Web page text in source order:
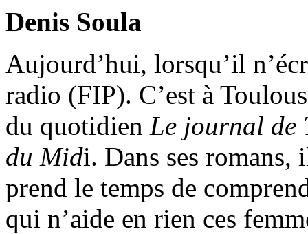
Denis Soula
Aujourd’hui, lorsqu’il
radio (FIP). C’est à
du quotidien Le journal de
du Midi. Dans ses romans,
prend le temps de
qui n’aide en rien ces